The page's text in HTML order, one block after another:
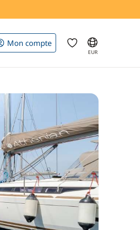
Mon compte
EUR